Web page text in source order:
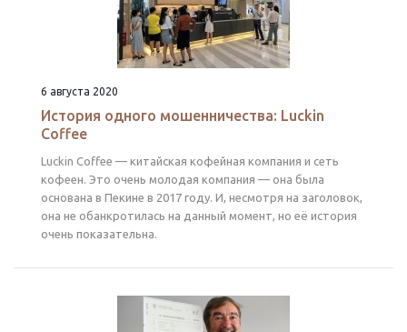
6 августа 2020
История одного мошенничества: Luckin
Coffee
Luckin Coffee — китайская кофейная компания и сеть
кофеен. Это очень молодая компания — она была
основана в Пекине в 2017 году. И, несмотря на заголовок,
она не обанкротилась на данный момент, но её история
очень показательна.